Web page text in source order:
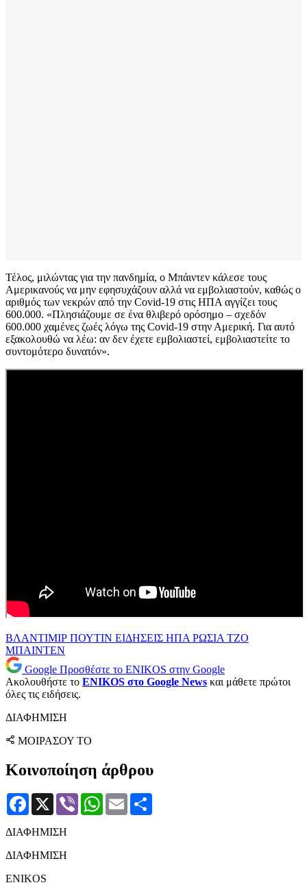
Τέλος, μιλώντας για την πανδημία, ο Μπάιντεν κάλεσε τους
Αμερικανούς να μην εφησυχάζουν αλλά να εμβολιαστούν, καθώς ο
αριθμός των νεκρών από την Covid-19 στις ΗΠΑ αγγίζει τους
600.000. «Πλησιάζουμε σε ένα θλιβερό ορόσημο – σχεδόν
600.000 χαμένες ζωές λόγω της Covid-19 στην Αμερική. Για αυτό
εξακολουθώ να λέω: αν δεν έχετε εμβολιαστεί, εμβολιαστείτε το
συντομότερο δυνατόν».
ΒΛΑΝΤΙΜΙΡ ΠΟΥΤΙΝ ΕΙΔΗΣΕΙΣ ΗΠΑ ΡΩΣΙΑ ΤΖΟ
ΜΠΑΙΝΤΕΝ
Google Προσθέστε το ENIKOS στην Google
Ακολουθήστε το ENIKOS στο Google News και μάθετε πρώτοι
όλες τις ειδήσεις.
ΔΙΑΦΗΜΙΣΗ
ΜΟΙΡΑΣΟΥ ΤΟ
Κοινοποίηση άρθρου
Facebook
X Viber WhatsApp
Email
ΔΙΑΦΗΜΙΣΗ
ΔΙΑΦΗΜΙΣΗ
ENIKOS